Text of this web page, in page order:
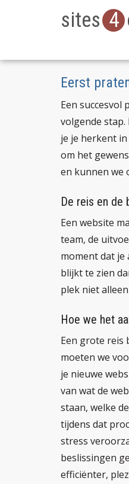
sites 4
Eerst
Een succesvol
volgende
je je herkent
om het
en kunnen we
De reis en de
Een website
team, de
moment dat je
blijkt te zien
plek niet
Hoe we het
Een grote reis
moeten we
je nieuwe
van wat de
staan, welke
tijdens dat
stress
beslissingen
efficiënter,